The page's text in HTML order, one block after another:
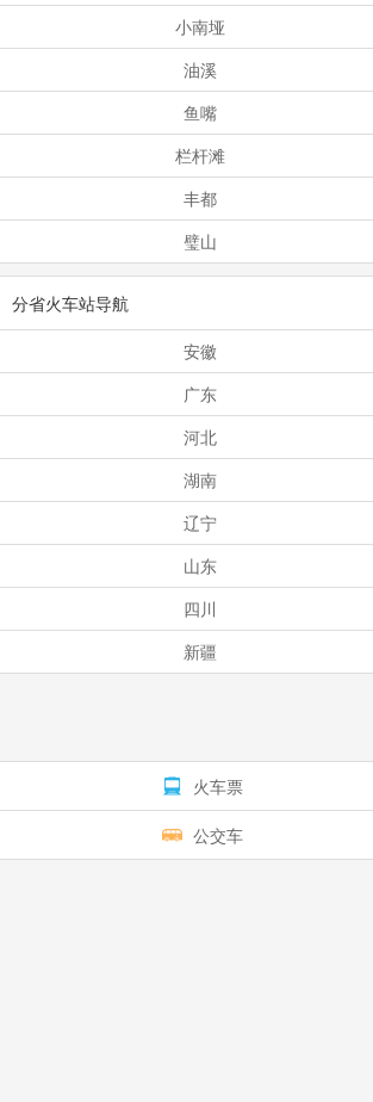
小南垭
油溪
鱼嘴
栏杆滩
丰都
璧山
分省火车站导航
安徽
广东
河北
湖南
辽宁
山东
四川
新疆
火车票
公交车